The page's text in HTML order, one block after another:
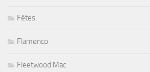
Fêtes
Flamenco
Fleetwood Mac